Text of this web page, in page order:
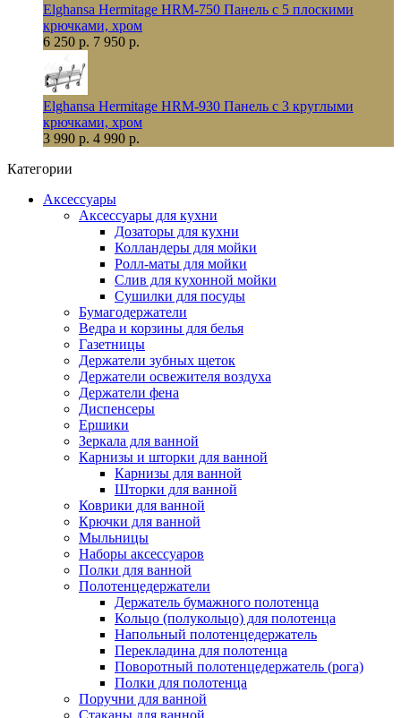
Elghansa Hermitage HRM-750 Панель с 5 плоскими
крючками, хром
6 250 р. 7 950 р.
Elghansa Hermitage HRM-930 Панель с 3 круглыми
крючками, хром
3 990 р. 4 990 р.
Категории
Аксессуары
Аксессуары для кухни
Дозаторы для кухни
Колландеры для мойки
Ролл-маты для мойки
Слив для кухонной мойки
Сушилки для посуды
Бумагодержатели
Ведра и корзины для белья
Газетницы
Держатели зубных щеток
Держатели освежителя воздуха
Держатели фена
Диспенсеры
Ершики
Зеркала для ванной
Карнизы и шторки для ванной
Карнизы для ванной
Шторки для ванной
Коврики для ванной
Крючки для ванной
Мыльницы
Наборы аксессуаров
Полки для ванной
Полотенцедержатели
Держатель бумажного полотенца
Кольцо (полукольцо) для полотенца
Напольный полотенцедержатель
Перекладина для полотенца
Поворотный полотенцедержатель (рога)
Полки для полотенца
Поручни для ванной
Стаканы для ванной